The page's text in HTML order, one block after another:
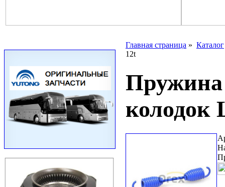
Главная страница » Каталог
12t
Пружина
колодок